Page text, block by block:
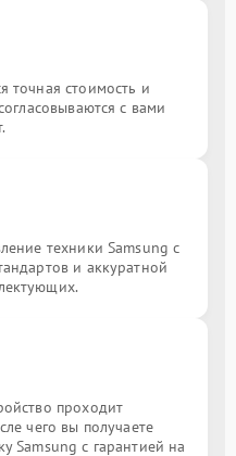
точная стоимость и
с вами
техники Samsung с
и аккуратной
проходит
чего вы получаете
Samsung с гарантией на